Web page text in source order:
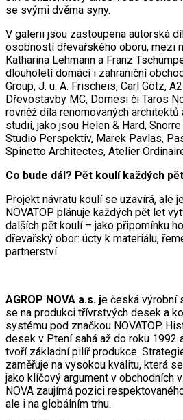
se svými dvěma syny.
V galerii jsou zastoupena autorská
osobností dřevařského oboru, mezi
Katharina Lehmann a Franz
dlouholetí domácí i zahraniční
Group, J. u. A. Frischeis, Carl Götz,
Dřevostavby MC, Domesi či Taros
rovněž díla renomovaných
studií, jako jsou Helen & Hard,
Studio Perspektiv, Marek Pavlas,
Spinetto Architectes, Atelier
Co bude dál? Pět koulí každých
Projekt návratu koulí se uzavírá, ale
NOVATOP plánuje každých pět let
dalších pět koulí – jako připomínku
dřevařský obor: úcty k materiálu,
partnerství.
AGROP NOVA a.s. je česká výrobní
se na produkci třívrstvých desek a
systému pod značkou NOVATOP.
desek v Ptení sahá až do roku 1992
tvoří základní pilíř produkce.
zaměřuje na vysokou kvalitu, která
jako klíčový argument v obchodních
NOVA zaujímá pozici
ale i na globálním trhu.